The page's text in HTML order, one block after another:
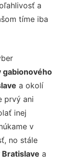
a
tíme iba
gabionového
a okolí
prvý ani
inej
v
no stále
a